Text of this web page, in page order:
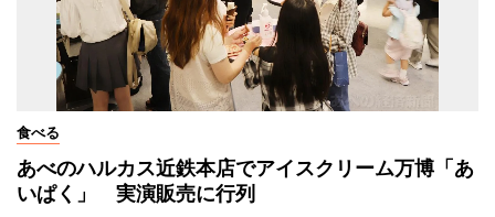
食べる
あべのハルカス近鉄本店でアイスクリーム万博「あ
いぱく」 実演販売に行列